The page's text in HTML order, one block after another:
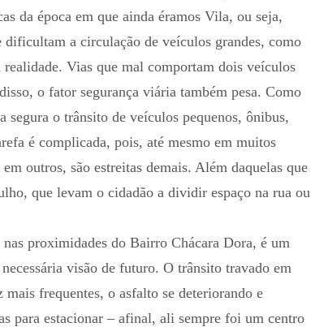
da época em que ainda éramos Vila, ou seja,
dificultam a circulação de veículos grandes, como
realidade. Vias que mal comportam dois veículos
o fator segurança viária também pesa. Como
segura o trânsito de veículos pequenos, ônibus,
é complicada, pois, até mesmo em muitos
outros, são estreitas demais. Além daquelas que
que levam o cidadão a dividir espaço na rua ou
proximidades do Bairro Chácara Dora, é um
visão de futuro. O trânsito travado em
mais frequentes, o asfalto se deteriorando e
para estacionar – afinal, ali sempre foi um centro